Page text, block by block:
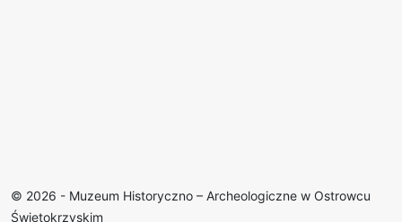
© 2026 - Muzeum Historyczno – Archeologiczne w Ostrowcu
Świętokrzyskim